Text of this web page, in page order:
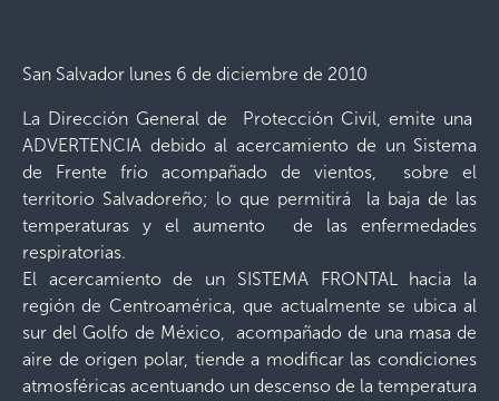
San Salvador lunes 6 de diciembre de 2010
La Dirección General de Protección Civil, emite una
ADVERTENCIA debido al acercamiento de un Sistema
de Frente frío acompañado de vientos, sobre el
territorio Salvadoreño; lo que permitirá la baja de las
temperaturas y el aumento de las enfermedades
respiratorias.
El acercamiento de un SISTEMA FRONTAL hacia la
región de Centroamérica, que actualmente se ubica al
sur del Golfo de México, acompañado de una masa de
aire de origen polar, tiende a modificar las condiciones
atmosféricas acentuando un descenso de la temperatura